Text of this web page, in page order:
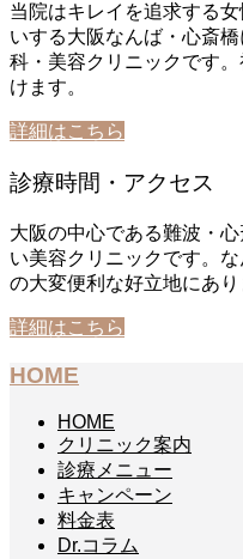
当院はキレイを追求する
いする大阪なんば・心斎
科・美容クリニックです
けます。
詳細はこちら
診療時間・アクセス
大阪の中心である難波・
い美容クリニックです。
の大変便利な好立地にあり
詳細はこちら
HOME
HOME
クリニック案内
診療メニュー
キャンペーン
料金表
Dr.コラム